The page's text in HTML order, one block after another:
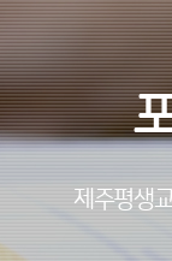
제주평생